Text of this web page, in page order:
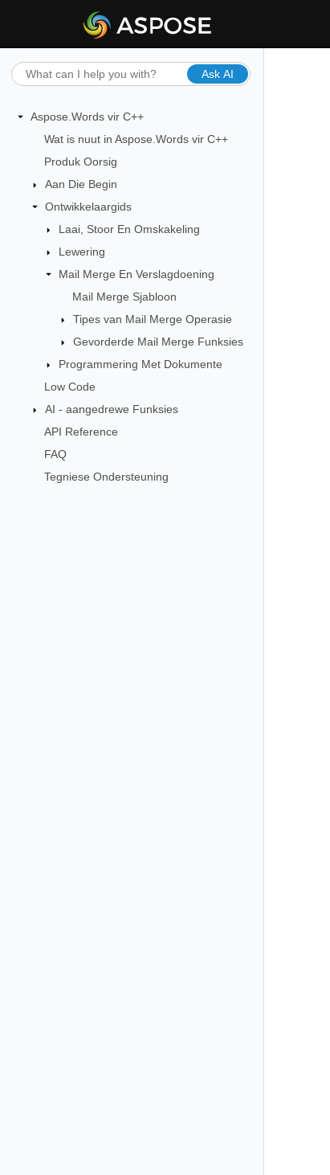
Ask AI
Aspose.Words vir C++
Wat is nuut in Aspose.Words vir C++
Produk Oorsig
Aan Die Begin
Ontwikkelaargids
Laai, Stoor En Omskakeling
Lewering
Mail Merge En Verslagdoening
Mail Merge Sjabloon
Tipes van Mail Merge Operasie
Gevorderde Mail Merge Funksies
Programmering Met Dokumente
Low Code
AI - aangedrewe Funksies
API Reference
FAQ
Tegniese Ondersteuning